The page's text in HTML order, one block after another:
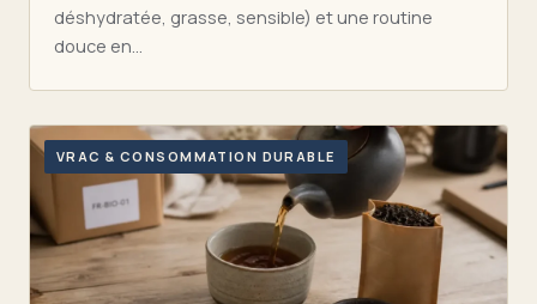
déshydratée, grasse, sensible) et une routine
douce en…
VRAC & CONSOMMATION DURABLE